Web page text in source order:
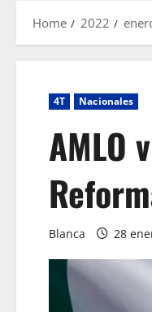
Home 2022
4T Nacionales
AMLO
Blanca 28